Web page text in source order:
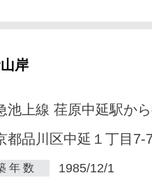
岸
池上線 荏原中延駅か
都品川区中延１丁目7-
年 数 1985/12/1